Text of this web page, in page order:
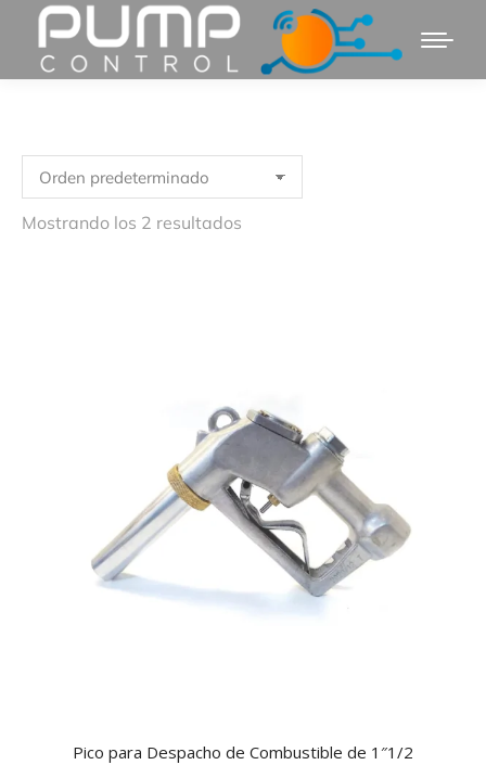
Mostrando los 2 resultados
Pico para Despacho de Combustible de 1″1/2